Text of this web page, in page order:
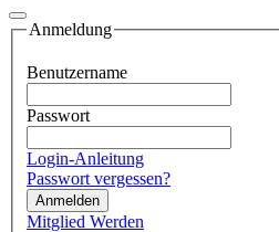
Anmeldung
Benutzername
Passwort
Login-Anleitung
Passwort vergessen?
Anmelden
Mitglied Werden